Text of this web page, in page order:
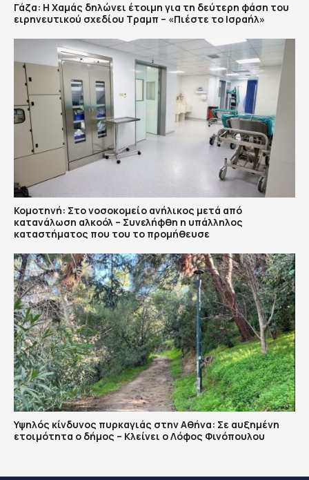
Γάζα: Η Χαμάς δηλώνει έτοιμη για τη δεύτερη φάση του
ειρηνευτικού σχεδίου Τραμπ – «Πιέστε το Ισραήλ»
Κομοτηνή: Στο νοσοκομείο ανήλικος μετά από
κατανάλωση αλκοόλ – Συνελήφθη η υπάλληλος
καταστήματος που του το προμήθευσε
Υψηλός κίνδυνος πυρκαγιάς στην Αθήνα: Σε αυξημένη
ετοιμότητα ο δήμος – Κλείνει ο Λόφος Φινόπουλου